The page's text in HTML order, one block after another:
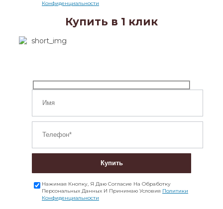
Конфиденциальности
Купить в 1 клик
Купить
Нажимая Кнопку, Я Даю Согласие На Обработку
Персональных Данных И Принимаю Условия Политики
Конфиденциальности